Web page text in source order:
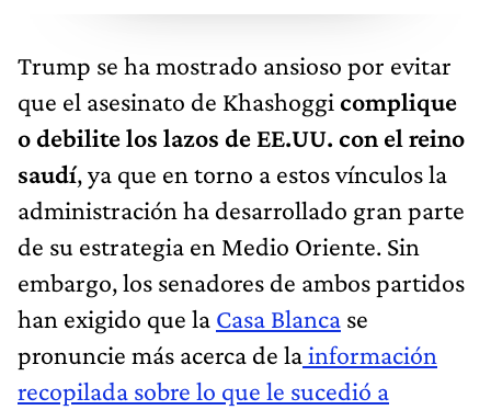
Trump se ha mostrado ansioso por evitar
que el asesinato de Khashoggi complique
o debilite los lazos de EE.UU. con el reino
saudí, ya que en torno a estos vínculos la
administración ha desarrollado gran parte
de su estrategia en Medio Oriente. Sin
embargo, los senadores de ambos partidos
han exigido que la Casa Blanca se
pronuncie más acerca de lainformación
recopilada sobre lo que le sucedió a